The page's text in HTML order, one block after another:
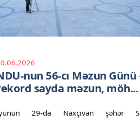
nun 56-cı Məzun Günü
sayda məzun, möh...
29-da Naxçıvan şəhər